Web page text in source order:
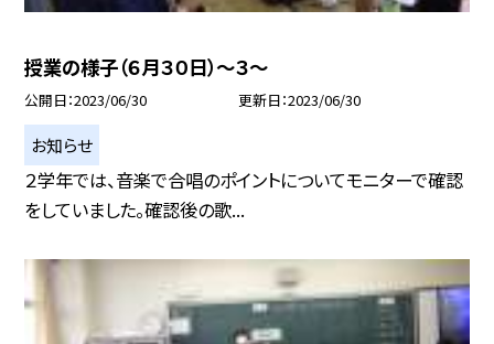
授業の様子（６月３０日）〜３〜
公開日 2023/06/30 更新日 2023/06/30
お知らせ
２学年では、音楽で合唱のポイントについてモニターで確認
をしていました。確認後の歌...